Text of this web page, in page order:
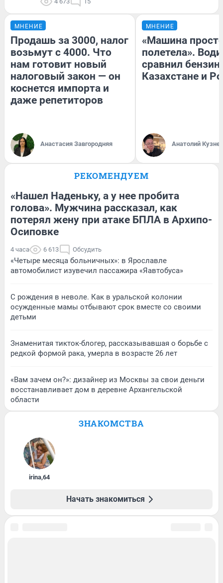
МНЕНИЕ
Продашь за 3000, налог
возьмут с 4000. Что
нам готовит новый
налоговый закон — он
коснется импорта и
даже репетиторов
Анастасия Завгородняя
МНЕНИЕ
«Машина
полетела».
сравнил бензин
Казахстане и
Анатолий
РЕКОМЕНДУЕМ
«Нашел Наденьку, а у нее пробита
голова». Мужчина рассказал, как
потерял жену при атаке БПЛА в Архипо-
Осиповке
4 часа 6 613 Обсудить
«Четыре месяца больничных»: в Ярославле
автомобилист изувечил пассажира «Яавтобуса»
С рождения в неволе. Как в уральской колонии
осужденные мамы отбывают срок вместе со своими
детьми
Знаменитая тикток-блогер, рассказывавшая о борьбе с
редкой формой рака, умерла в возрасте 26 лет
«Вам зачем он?»: дизайнер из Москвы за свои деньги
восстанавливает дом в деревне Архангельской
области
ЗНАКОМСТВА
irina,64
Начать знакомиться